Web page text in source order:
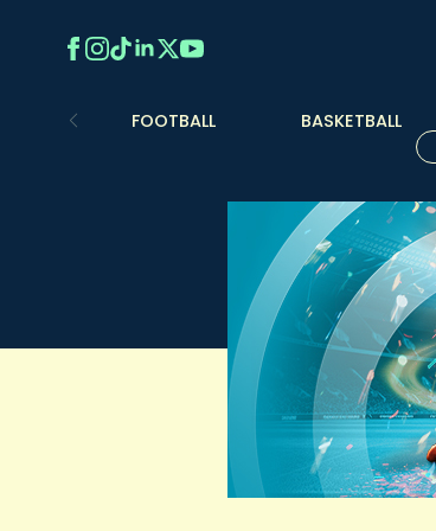
FOOTBALL BASKETBALL